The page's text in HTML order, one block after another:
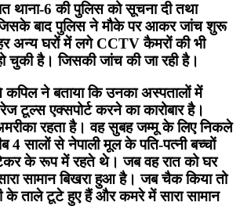
थाना-6 की पुलिस को सूचना दी तथा
बाद पुलिस ने मौके पर आकर जांच शुरू
अन्य घरों में लगे CCTV कैमरों की भी
है। जिसकी जांच की जा रही है।
कपिल ने बताया कि उनका अस्पतालों में
टूल्स एक्सपोर्ट करने का कारोबार है।
रहता है। वह सुबह जम्मू के लिए निकले
सालों से नेपाली मूल के पति-पत्नी बच्चों
के रूप में रहते थे। जब वह रात को घर
सामान बिखरा हुआ है। जब चैक किया तो
के ताले टूटे हुए हैं और कमरे में सारा सामान